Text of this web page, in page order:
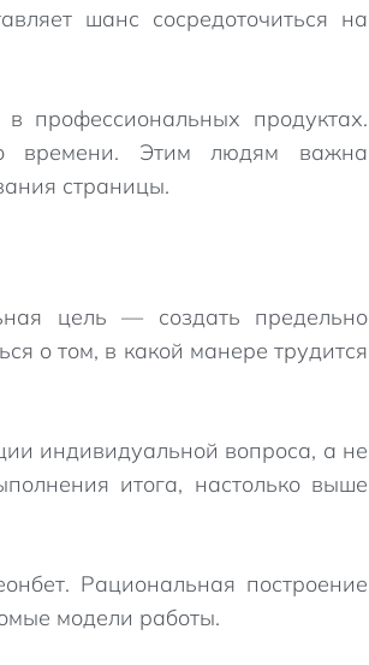
шанс сосредоточиться на
профессиональных продуктах.
времени. Этим людям важна
страницы.
цель — создать предельно
о том, в какой манере трудится
индивидуальной вопроса, а не
итога, настолько выше
Рациональная построение
модели работы.